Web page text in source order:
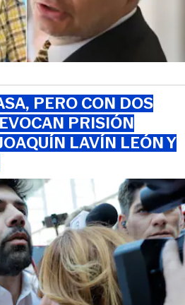
PERO CON DOS
PRISIÓN
LAVÍN LEÓN Y